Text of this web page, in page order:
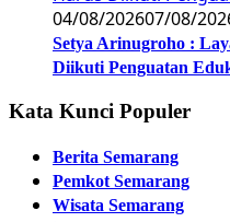
04/08/202607/08/
Setya Arinugroho :
Diikuti Penguatan
Kata Kunci Populer
Berita Semarang
Pemkot Semarang
Wisata Semarang